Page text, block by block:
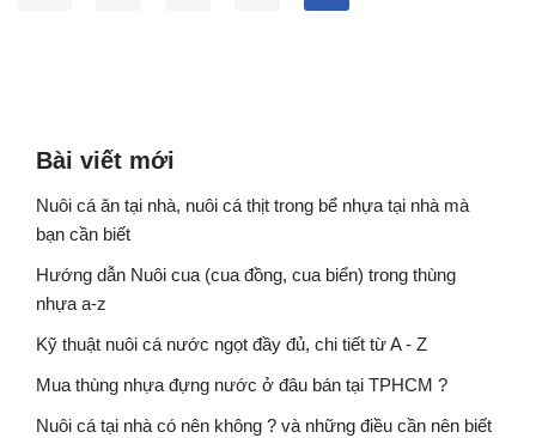
Bài viết mới
Nuôi cá ăn tại nhà, nuôi cá thịt trong bể nhựa tại nhà mà
bạn cần biết
Hướng dẫn Nuôi cua (cua đồng, cua biển) trong thùng
nhựa a-z
Kỹ thuật nuôi cá nước ngọt đầy đủ, chi tiết từ A - Z
Mua thùng nhựa đựng nước ở đâu bán tại TPHCM ?
Nuôi cá tại nhà có nên không ? và những điều cần nên biết